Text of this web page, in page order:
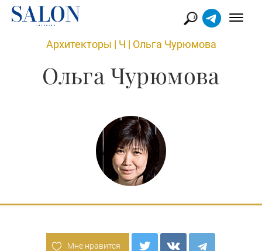
Архитекторы | Ч | Ольга Чурюмова
Ольга Чурюмова
Мне нравится